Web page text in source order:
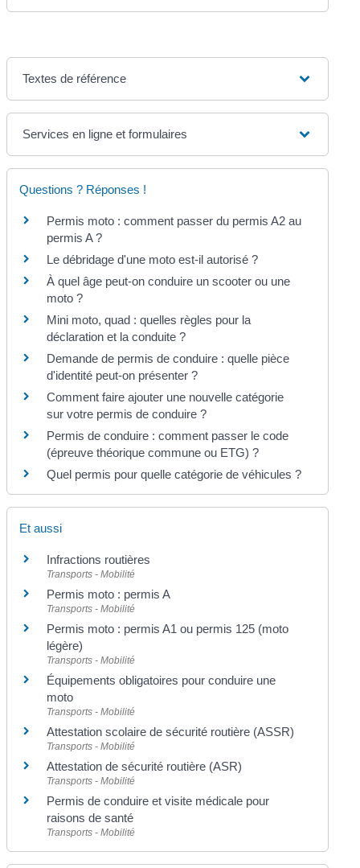
Textes de référence
Services en ligne et formulaires
Questions ? Réponses !
Permis moto : comment passer du permis A2 au
permis A ?
Le débridage d'une moto est-il autorisé ?
À quel âge peut-on conduire un scooter ou une
moto ?
Mini moto, quad : quelles règles pour la
déclaration et la conduite ?
Demande de permis de conduire : quelle pièce
d'identité peut-on présenter ?
Comment faire ajouter une nouvelle catégorie
sur votre permis de conduire ?
Permis de conduire : comment passer le code
(épreuve théorique commune ou ETG) ?
Quel permis pour quelle catégorie de véhicules ?
Et aussi
Infractions routières
Transports - Mobilité
Permis moto : permis A
Transports - Mobilité
Permis moto : permis A1 ou permis 125 (moto
légère)
Transports - Mobilité
Équipements obligatoires pour conduire une
moto
Transports - Mobilité
Attestation scolaire de sécurité routière (ASSR)
Transports - Mobilité
Attestation de sécurité routière (ASR)
Transports - Mobilité
Permis de conduire et visite médicale pour
raisons de santé
Transports - Mobilité